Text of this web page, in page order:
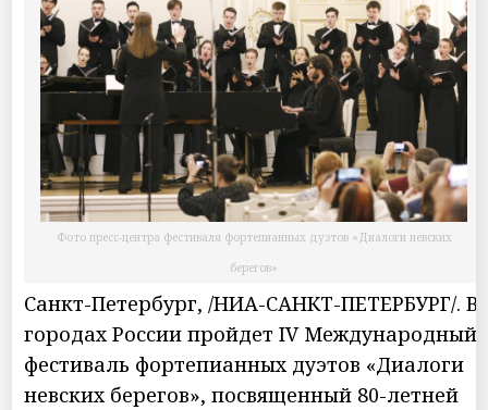
Фото пресс-центра фестиваля фортепианных дуэтов «Диалоги невских
берегов»
Санкт-Петербург, /НИА-САНКТ-ПЕТЕРБУРГ/. В
городах России пройдет IV Международный
фестиваль фортепианных дуэтов «Диалоги
невских берегов», посвященный 80-летней